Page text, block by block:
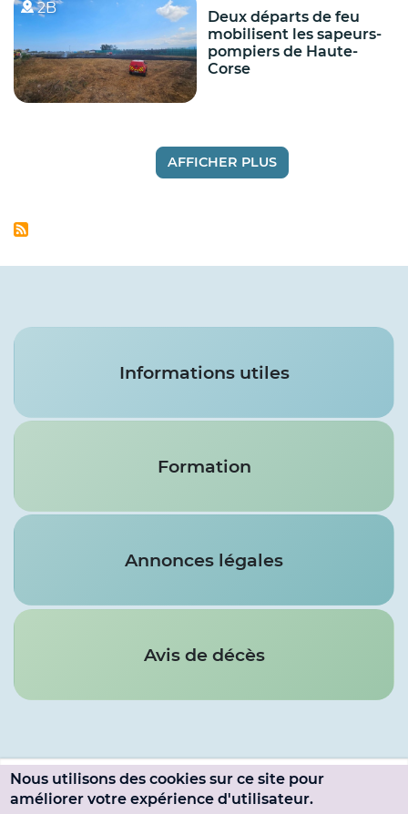
2B
Deux départs de feu
mobilisent les sapeurs-
pompiers de Haute-
Corse
AFFICHER PLUS
Services
Informations utiles
Formation
Annonces légales
Avis de décès
Menu SE CONNECTER
Nous utilisons des cookies sur ce site pour
améliorer votre expérience d'utilisateur.